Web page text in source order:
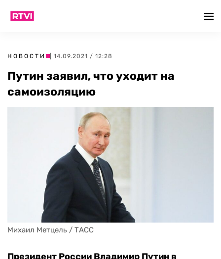
НОВОСТИ | 14.09.2021 / 12:28
Путин заявил, что уходит на
самоизоляцию
Михаил Метцель / ТАСС
Президент России Владимир Путин в